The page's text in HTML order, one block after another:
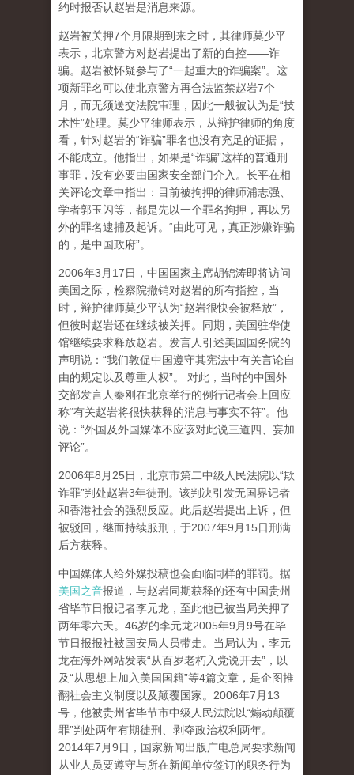
约时报否认赵岩是消息来源。
赵岩被关押7个月限期到来之时，其律师莫少平
表示，北京警方对赵岩提出了新的自控——诈
骗。赵岩被怀疑参与了“一起重大的诈骗案”。这
项新罪名可以使北京警方再合法监禁赵岩7个
月，而无须送交法院审理，因此一般被认为是“技
术性”处理。莫少平律师表示，从辩护律师的角度
看，针对赵岩的“诈骗”罪名也没有充足的证据，
不能成立。他指出，如果是“诈骗”这样的普通刑
事罪，没有必要由国家安全部门介入。长平在相
关评论文章中指出：目前被拘押的律师浦志强、
学者郭玉闪等，都是先以一个罪名拘押，再以另
外的罪名逮捕及起诉。“由此可见，真正涉嫌诈骗
的，是中国政府”。
2006年3月17日，中国国家主席胡锦涛即将访问
美国之际，检察院撤销对赵岩的所有指控，当
时，辩护律师莫少平认为“赵岩很快会被释放”，
但彼时赵岩还在继续被关押。同期，美国驻华使
馆继续要求释放赵岩。发言人引述美国国务院的
声明说：“我们敦促中国遵守其宪法中有关言论自
由的规定以及尊重人权”。 对此，当时的中国外
交部发言人秦刚在北京举行的例行记者会上回应
称“有关赵岩将很快获释的消息与事实不符”。他
说：“外国及外国媒体不应该对此说三道四、妄加
评论”。
2006年8月25日，北京市第二中级人民法院以“欺
诈罪”判处赵岩3年徒刑。该判决引发无国界记者
和香港社会的强烈反应。此后赵岩提出上诉，但
被驳回，继而持续服刑，于2007年9月15日刑满
后方获释。
中国媒体人给外媒投稿也会面临同样的罪罚。据
美国之音报道，与赵岩同期获释的还有中国贵州
省毕节日报记者李元龙，至此他已被当局关押了
两年零六天。46岁的李元龙2005年9月9号在毕
节日报报社被国安局人员带走。当局认为，李元
龙在海外网站发表“从百岁老朽入党说开去”，以
及“从思想上加入美国国籍”等4篇文章，是企图推
翻社会主义制度以及颠覆国家。2006年7月13
号，他被贵州省毕节市中级人民法院以“煽动颠覆
罪”判处两年有期徒刑、剥夺政治权利两年。
2014年7月9日，国家新闻出版广电总局要求新闻
从业人员要遵守与所在新闻单位签订的职务行为